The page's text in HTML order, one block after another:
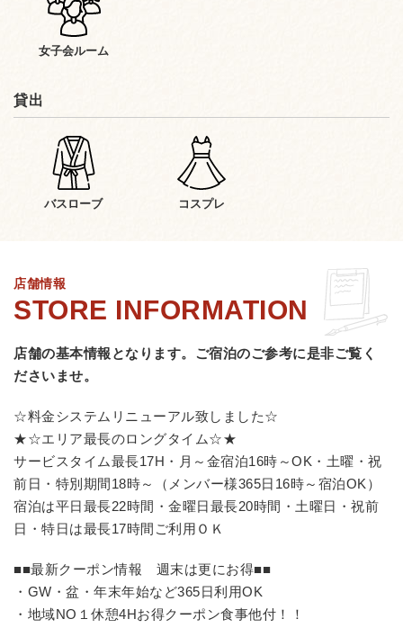
女子会ルーム
貸出
バスローブ コスプレ
店舗情報
店舗の基本情報となります。 ご宿泊のご参考に是非ご覧く
ださいませ。
☆料金システムリニューアル致しました☆
★☆エリア最長のロングタイム☆★
サービスタイム最長17H・月～金宿泊16時～OK・土曜・祝
前日・特別期間18時～（メンバー様365日16時～宿泊OK）
宿泊は平日最長22時間・金曜日最長20時間・土曜日・祝前
日・特日は最長17時間ご利用ＯＫ
■■最新クーポン情報 週末は更にお得■■
・GW・盆・年末年始など365日利用OK
・地域NO１休憩4Hお得クーポン食事他付！！